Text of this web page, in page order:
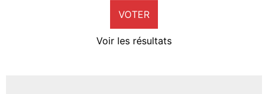
VOTER
Voir les résultats